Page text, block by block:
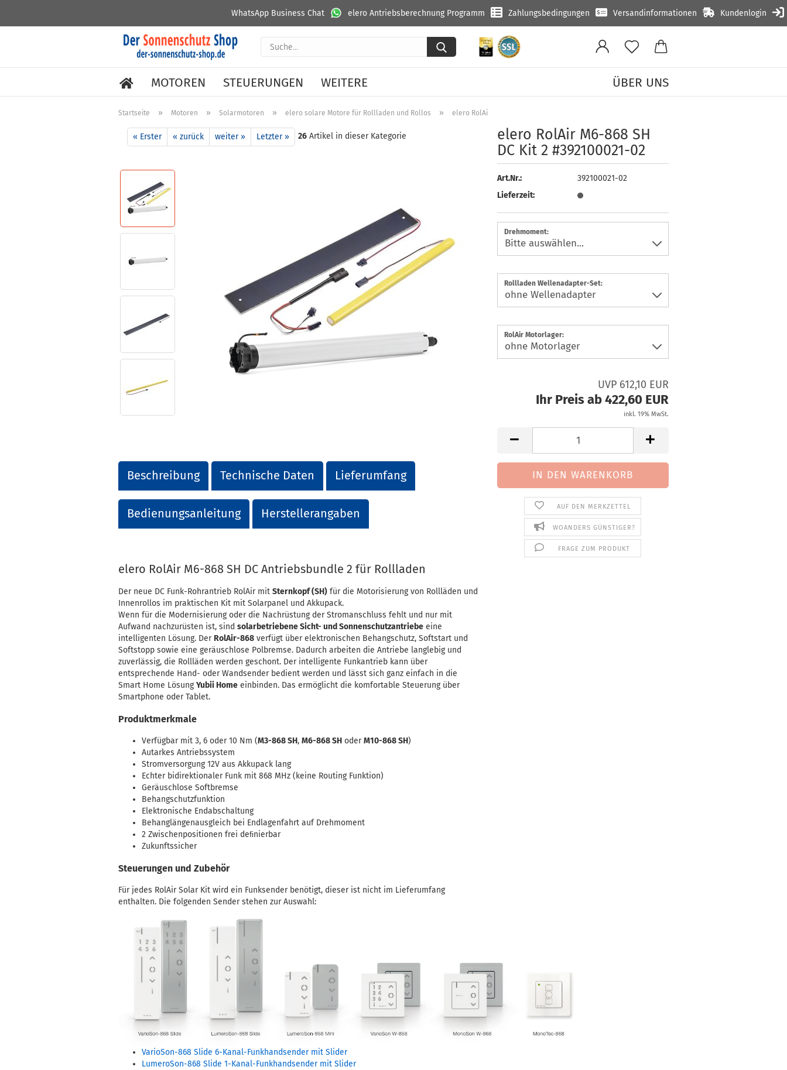
Kundenlogin
Versandinformationen
Zahlungsbedingungen
elero Antriebsberechnung Programm
WhatsApp Business Chat
Suche...
MOTOREN STEUERUNGEN ÜBER UNS
WEITERE
Startseite » Motoren » Solarmotoren » elero solare Motore für Rollladen und Rollos » elero RolAir M6-868 SH DC Kit 2 #392100021-02
« Erster « zurück weiter » Letzter » 26 Artikel in dieser Kategorie
elero Ro­lAir M6-​868 SH
DC Kit 2 #392100021-​02
Art.Nr.:
392100021-02
Lieferzeit:
Drehmoment:
Rollladen Wellenadapter-Set:
RolAir Motorlager:
UVP 612,10 EUR
Ihr Preis ab 422,60 EUR
inkl. 19% MwSt.
AUF DEN MERKZETTEL
WOANDERS GÜNSTIGER?
FRAGE ZUM PRODUKT
Beschreibung Technische Daten Lieferumfang
Bedienungsanleitung Herstellerangaben
elero RolAir M6-868 SH DC Antriebsbundle 2 für Rollladen
Der neue DC Funk-Rohrantrieb RolAir mit Sternkopf (SH) für die Motorisierung von Rollläden und
Innenrollos im praktischen Kit mit Solarpanel und Akkupack.
Wenn für die Modernisierung oder die Nachrüstung der Stromanschluss fehlt und nur mit
Aufwand nachzurüsten ist, sind solarbetriebene Sicht- und Sonnenschutzantriebe eine
intelligenten Lösung. Der RolAir-868 verfügt über elektronischen Behangschutz, Softstart und
Softstopp sowie eine geräuschlose Polbremse. Dadurch arbeiten die Antriebe langlebig und
zuverlässig, die Rollläden werden geschont. Der intelligente Funkantrieb kann über
entsprechende Hand- oder Wandsender bedient werden und lässt sich ganz einfach in die
Smart Home LösungYubii Home einbinden. Das ermöglicht die komfortable Steuerung über
Smartphone oder Tablet.
Produktmerkmale
Verfügbar mit 3, 6 oder 10 Nm (M3-868 SH, M6-868 SH oderM10-868 SH)
Autarkes Antriebssystem
Stromversorgung 12V aus Akkupack lang
Echter bidirektionaler Funk mit 868 MHz (keine Routing Funktion)
Geräuschlose Softbremse
Behangschutzfunktion
Elektronische Endabschaltung
Behanglängenausgleich bei Endlagenfahrt auf Drehmoment
2 Zwischenpositionen frei deﬁnierbar
Zukunftssicher
Steuerungen und Zubehör
Für jedes RolAir Solar Kit wird ein Funksender benötigt, dieser ist nicht im Lieferumfang
enthalten. Die folgenden Sender stehen zur Auswahl:
VarioSon-868 Slide 6-Kanal-Funkhandsender mit Slider
LumeroSon-868 Slide 1-Kanal-Funkhandsender mit Slider